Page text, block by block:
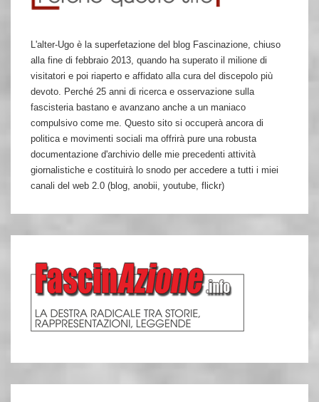
L'alter-Ugo è la superfetazione del blog Fascinazione, chiuso
alla fine di febbraio 2013, quando ha superato il milione di
visitatori e poi riaperto e affidato alla cura del discepolo più
devoto. Perché 25 anni di ricerca e osservazione sulla
fascisteria bastano e avanzano anche a un maniaco
compulsivo come me. Questo sito si occuperà ancora di
politica e movimenti sociali ma offrirà pure una robusta
documentazione d'archivio delle mie precedenti attività
giornalistiche e costituirà lo snodo per accedere a tutti i miei
canali del web 2.0 (blog, anobii, youtube, flickr)